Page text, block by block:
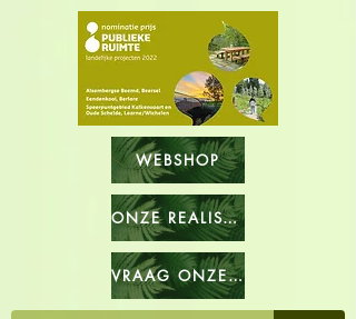
WEBSHOP
ONZE REALISATIES
VRAAG ONZE CATALOGUS OP